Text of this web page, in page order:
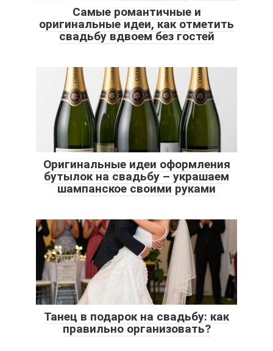
Самые романтичные и
оригинальные идеи, как отметить
свадьбу вдвоем без гостей
Оригинальные идеи оформления
бутылок на свадьбу – украшаем
шампанское своими руками
Танец в подарок на свадьбу: как
правильно организовать?